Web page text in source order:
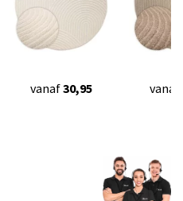
vanaf30,95 vanaf